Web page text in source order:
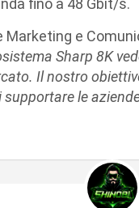
fino a 48 Gbit/s.
Marketing e
Sharp 8K
Il nostro
le